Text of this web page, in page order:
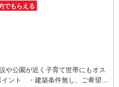
でもらえる
や公園が近く子育て世帯にもオス
イント ・建築条件無し、ご希望の